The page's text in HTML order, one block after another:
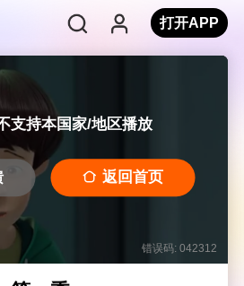
打开APP
支持本国家/地区播放
返回首页
错误码: 042312